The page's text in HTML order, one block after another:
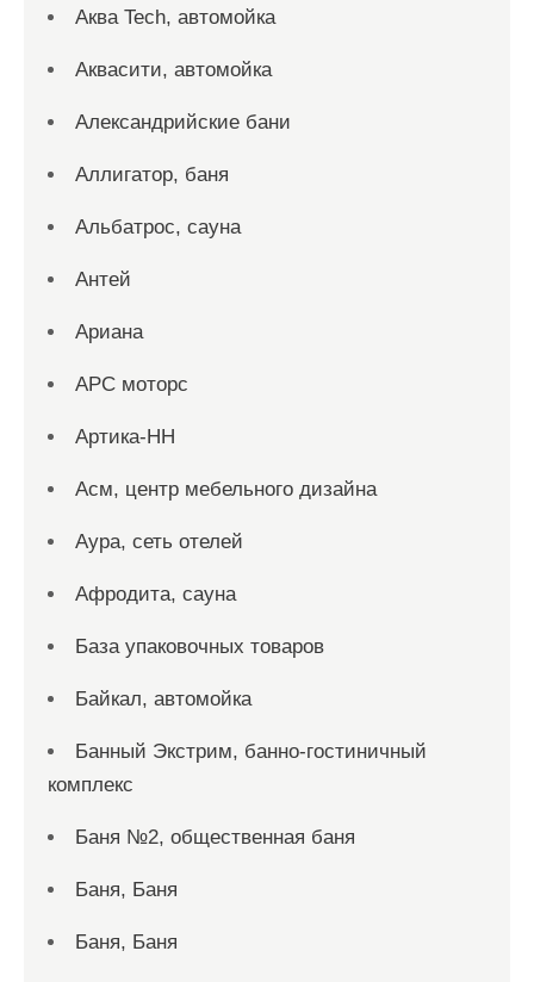
Аква Tech, автомойка
Аквасити, автомойка
Александрийские бани
Аллигатор, баня
Альбатрос, сауна
Антей
Ариана
АРС моторс
Артика-НН
Асм, центр мебельного дизайна
Аура, сеть отелей
Афродита, сауна
База упаковочных товаров
Байкал, автомойка
Банный Экстрим, банно-гостиничный
комплекс
Баня №2, общественная баня
Баня, Баня
Баня, Баня